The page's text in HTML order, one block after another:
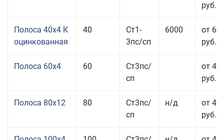
руб.
Полоса 40x4 К
оцинкованная
40
Ст1-
3пс/сп
6000
от 68
руб.
Полоса 60x4 60
Ст3пс/
сп
от 43
руб.
Полоса 80x12 80
Ст3пс/
сп
н/д
от 46
руб.